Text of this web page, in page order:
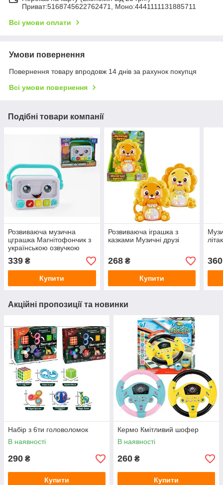
Приват:5168745622762471, Моно:4441111131885711
Всі умови оплати
Умови повернення
Повернення товару впродовж 14 днів за рахунок покупця
Всі умови повернення
Подібні товари компанії
Розвиваюча музична
цграшка Магнітофончик з
українською озвучкою
339 ₴
Купити
Розвиваюча іграшка з
казками Музичні друзі
268₴
Купити
літак
360
Акційні пропозиції та новинки
Набір з 6ти головоломок
В наявності
290 ₴
Купити
Кермо Кмітливий шофер
В наявності
260 ₴
Купити